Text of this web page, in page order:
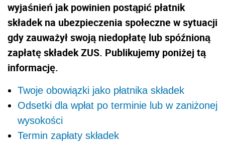
wyjaśnień jak powinien postąpić płatnik
składek na ubezpieczenia społeczne w sytuacji
gdy zauważył swoją niedopłatę lub spóźnioną
zapłatę składek ZUS. Publikujemy poniżej tą
informację.
Twoje obowiązki jako płatnika składek
Odsetki dla wpłat po terminie lub w zaniżonej
wysokości
Termin zapłaty składek